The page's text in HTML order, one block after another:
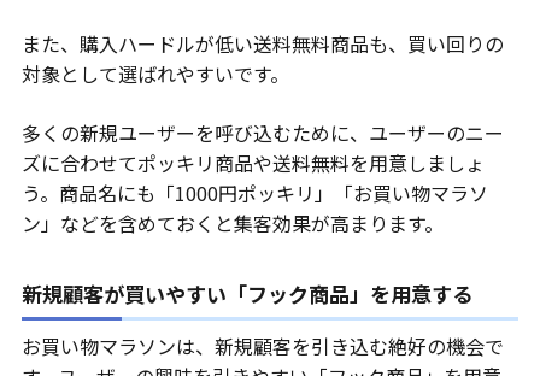
また、購入ハードルが低い送料無料商品も、買い回りの
対象として選ばれやすいです。
多くの新規ユーザーを呼び込むために、ユーザーのニー
ズに合わせてポッキリ商品や送料無料を用意しましょ
う。商品名にも「1000円ポッキリ」「お買い物マラソ
ン」などを含めておくと集客効果が高まります。
新規顧客が買いやすい「フック商品」を用意する
お買い物マラソンは、新規顧客を引き込む絶好の機会で